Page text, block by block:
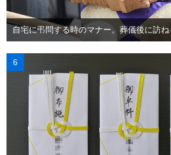
自宅に弔問する時のマナー。葬儀後に訪